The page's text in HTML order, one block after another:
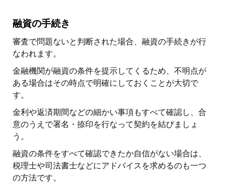
融資の手続き
審査で問題ないと判断された場合、融資の手続きが行
なわれます。
金融機関が融資の条件を提示してくるため、不明点が
ある場合はその時点で明確にしておくことが大切で
す。
金利や返済期間などの細かい事項もすべて確認し、合
意のうえで署名・捺印を行なって契約を結びましょ
う。
融資の条件をすべて確認できたか自信がない場合は、
税理士や司法書士などにアドバイスを求めるのも一つ
の方法です。